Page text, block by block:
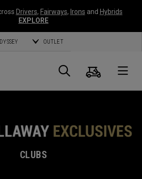
Drivers, Fairways, Irons and Hybrids
EXPLORE
OUTLET
Panier
CLUBS